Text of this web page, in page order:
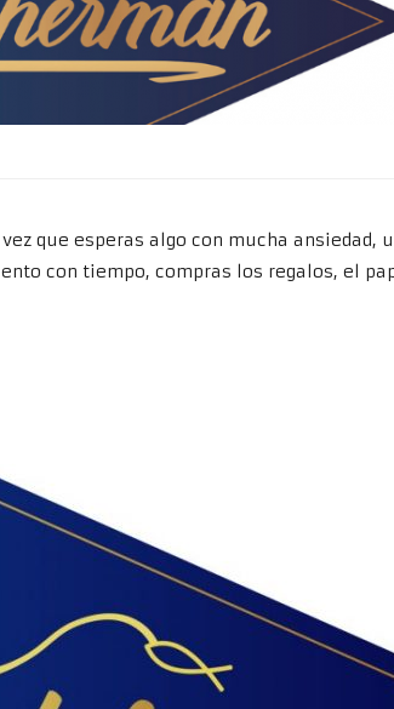
que esperas algo con mucha
con tiempo, compras los regalos, el